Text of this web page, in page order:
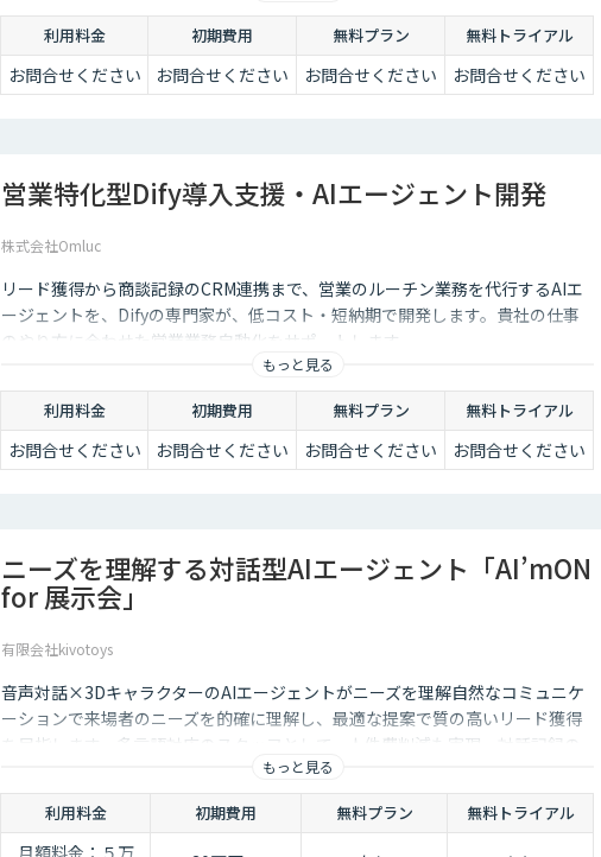
利用料金 初期費用 無料プラン 無料トライアル
お問合せください お問合せください お問合せください お問合せください
営業特化型Dify導入支援・AIエージェント開発
株式会社Omluc
リード獲得から商談記録のCRM連携まで、営業のルーチン業務を代行するAIエ
ージェントを、Difyの専門家が、低コスト・短納期で開発します。貴社の仕事
のやり方に合わせた営業業務自動化をサポートします。
もっと見る
利用料金 初期費用 無料プラン 無料トライアル
お問合せください お問合せください お問合せください お問合せください
ニーズを理解する対話型AIエージェント「AI’mON
for 展示会」
有限会社kivotoys
音声対話×3DキャラクターのAIエージェントがニーズを理解自然なコミュニケ
ーションで来場者のニーズを的確に理解し、最適な提案で質の高いリード獲得
を目指します。多言語対応のスタッフとして、人件費削減も実現。対話記録の
取得・分析で展示会後の追客も確実な成果へ。
もっと見る
利用料金 初期費用 無料プラン 無料トライアル